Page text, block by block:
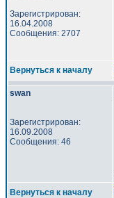
Зарегистрирован:
16.04.2008
Сообщения: 2707
Вернуться к началу
swan
Зарегистрирован:
16.09.2008
Сообщения: 46
Вернуться к началу